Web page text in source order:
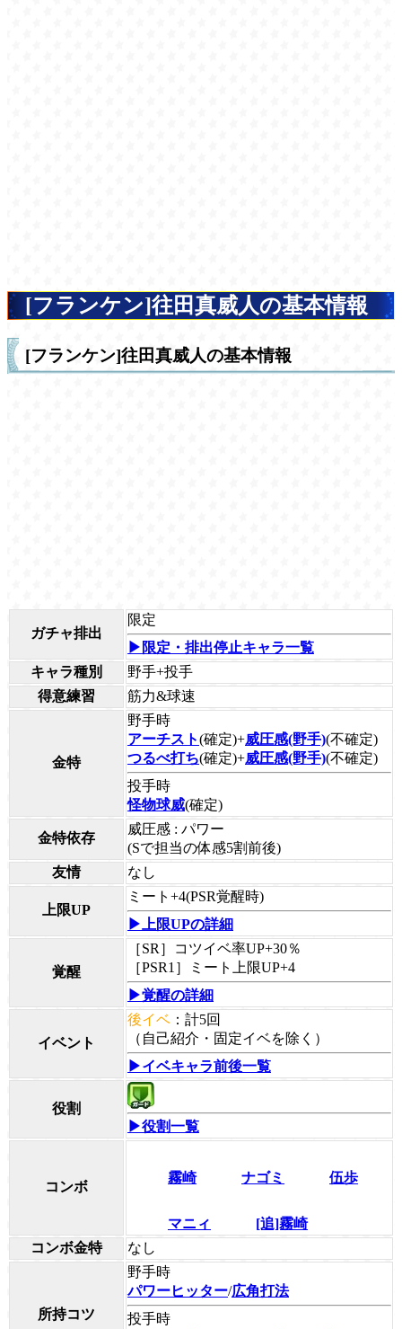
[フランケン]往田真威人の基本情報
[フランケン]往田真威人の基本情報
ガチャ排出
限定
▶限定・排出停止キャラ一覧
キャラ種別
野手+投手
得意練習
筋力&球速
金特
野手時
アーチスト(確定)+威圧感(野手)(不確定)
つるべ打ち(確定)+威圧感(野手)(不確定)
投手時
怪物球威(確定)
金特依存
威圧感 : パワー
(Sで担当の体感5割前後)
友情
なし
上限UP
ミート+4(PSR覚醒時)
▶上限UPの詳細
覚醒
［SR］コツイベ率UP+30％
［PSR1］ミート上限UP+4
▶覚醒の詳細
イベント
後イベ ：計5回
（自己紹介・固定イベを除く）
▶イベキャラ前後一覧
役割
▶役割一覧
コンボ
霧崎 ナゴミ 伍歩
マニィ
[追]霧崎
コンボ金特
なし
所持コツ
野手時
パワーヒッター/広角打法
投手時